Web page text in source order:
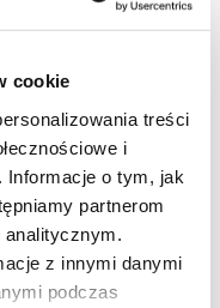
cookie
treści
i
Informacje o tym, jak
partnerom
z innymi danymi
podczas
kanały dotarciaGdzie
kampanii
dla studentów